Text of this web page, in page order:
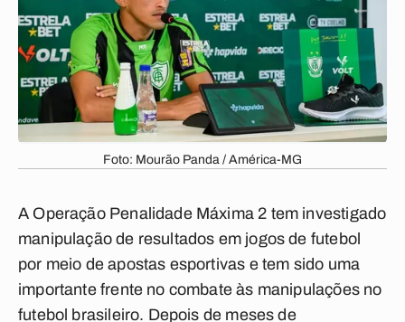
Foto: Mourão Panda / América-MG
A Operação Penalidade Máxima 2 tem investigado
manipulação de resultados em jogos de futebol
por meio de apostas esportivas e tem sido uma
importante frente no combate às manipulações no
futebol brasileiro. Depois de meses de